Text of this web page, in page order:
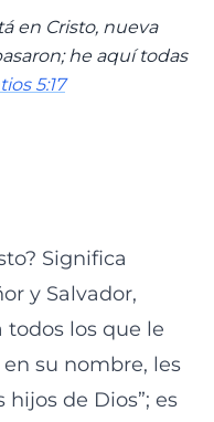
en Cristo, nueva
he aquí todas
5:17
Significa
y Salvador,
todos los que le
su nombre, les
de Dios”; es